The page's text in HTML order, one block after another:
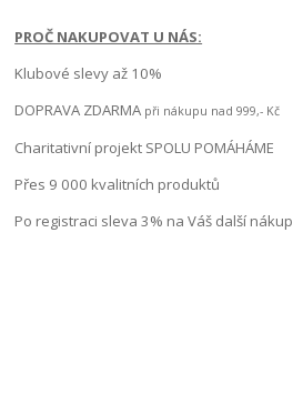
PROČ NAKUPOVAT U NÁS:
Klubové slevy až 10%
DOPRAVA ZDARMA při nákupu nad 999,- Kč
Charitativní projekt SPOLU POMÁHÁME
Přes 9 000 kvalitních produktů
Po registraci sleva 3% na Váš další nákup